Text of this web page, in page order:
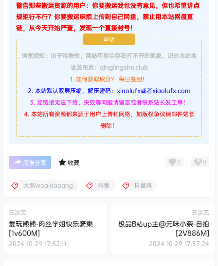
警告那些搬运资源的用户：你要搬运我也没有意见，但也希望讲点
规矩行不行？你要搬运麻烦上传到自己网盘，禁止用本站网盘直
链，从今天开始严查，发现一个直接封号！
声明
浏览须知：由于特殊性，网站可能会存在打不开的现象，记住本站地
址发布页：qinglingshe.club
1. 如何获取积分？ 每日签到！
2. 本站默认双层压缩，解压密码：xiaolufx或者xiaolufx.com
3. 如链接无法下载、失效等问题请留言或者联系站长发工单！
4. 本站所有资源都来源于用户上传和网络，如版权争议请邮件站长
删除！
海报分享 收藏 0 0
大胖woaidapang 抖音 抖音风
三次元
爱玩熊熊-肉丝学姐快乐骑乘
[1v600M]
2024-10-29 17:52:11
三次元
极品B站up主@元味小奈-自拍
[2V886M]
2024-10-29 17:57:24